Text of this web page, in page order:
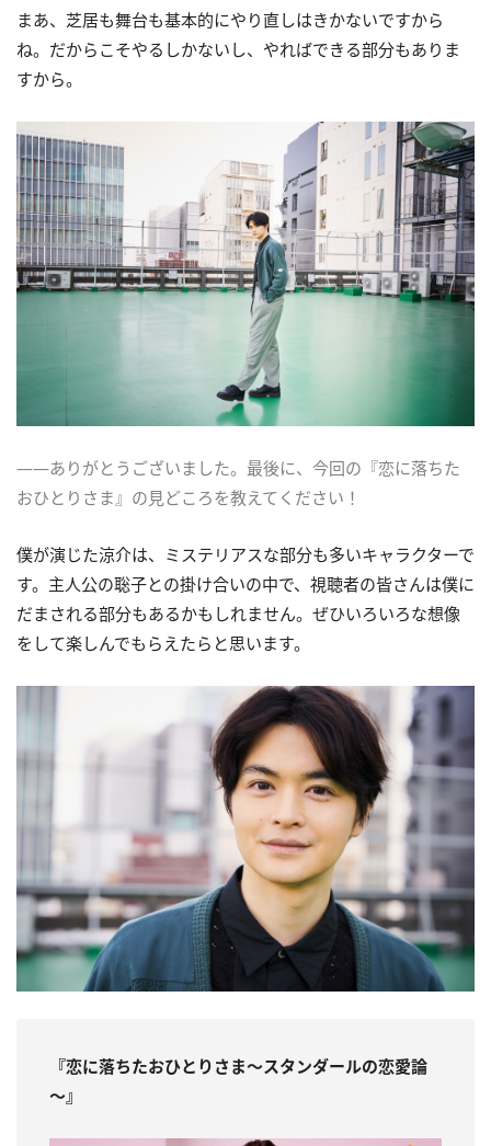
まあ、芝居も舞台も基本的にやり直しはきかないですから
ね。だからこそやるしかないし、やればできる部分もありま
すから。
――ありがとうございました。最後に、今回の『恋に落ちた
おひとりさま』の見どころを教えてください！
僕が演じた涼介は、ミステリアスな部分も多いキャラクターで
す。主人公の聡子との掛け合いの中で、視聴者の皆さんは僕に
だまされる部分もあるかもしれません。ぜひいろいろな想像
をして楽しんでもらえたらと思います。
『恋に落ちたおひとりさま～スタンダールの恋愛論
～』